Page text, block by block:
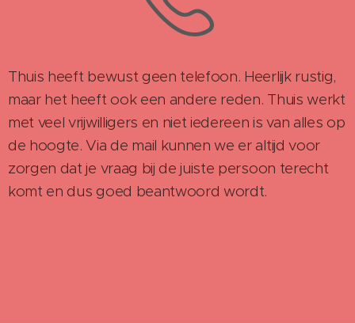
Thuis heeft bewust geen telefoon. Heerlijk rustig,
maar het heeft ook een andere reden. Thuis werkt
met veel vrijwilligers en niet iedereen is van alles op
de hoogte. Via de mail kunnen we er altijd voor
zorgen dat je vraag bij de juiste persoon terecht
komt en dus goed beantwoord wordt.